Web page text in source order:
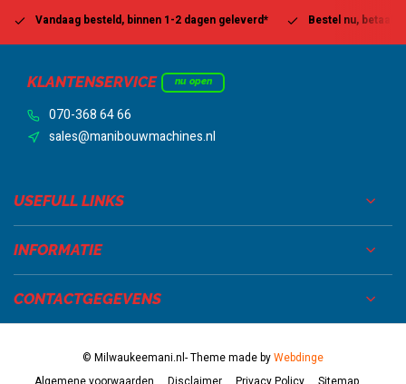
Vandaag besteld, binnen 1-2 dagen geleverd* Bestel nu, betaal
KLANTENSERVICE nu open
070-368 64 66
sales@manibouwmachines.nl
USEFULL LINKS
INFORMATIE
CONTACTGEGEVENS
© Milwaukeemani.nl- Theme made byWebdinge